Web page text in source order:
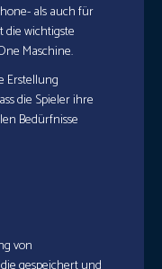
als auch für
wichtigste
Maschine.
Erstellung
die Spieler ihre
Bedürfnisse
von